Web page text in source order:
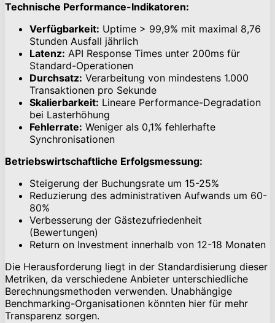
Technische Performance-Indikatoren:
Verfügbarkeit: Uptime > 99,9% mit maximal 8,76
Stunden Ausfall jährlich
Latenz: API Response Times unter 200ms für
Standard-Operationen
Durchsatz: Verarbeitung von mindestens 1.000
Transaktionen pro Sekunde
Skalierbarkeit: Lineare Performance-Degradation
bei Lasterhöhung
Fehlerrate: Weniger als 0,1% fehlerhafte
Synchronisationen
Betriebswirtschaftliche Erfolgsmessung:
Steigerung der Buchungsrate um 15-25%
Reduzierung des administrativen Aufwands um 60-
80%
Verbesserung der Gästezufriedenheit
(Bewertungen)
Return on Investment innerhalb von 12-18 Monaten
Die Herausforderung liegt in der Standardisierung dieser
Metriken, da verschiedene Anbieter unterschiedliche
Berechnungsmethoden verwenden. Unabhängige
Benchmarking-Organisationen könnten hier für mehr
Transparenz sorgen.